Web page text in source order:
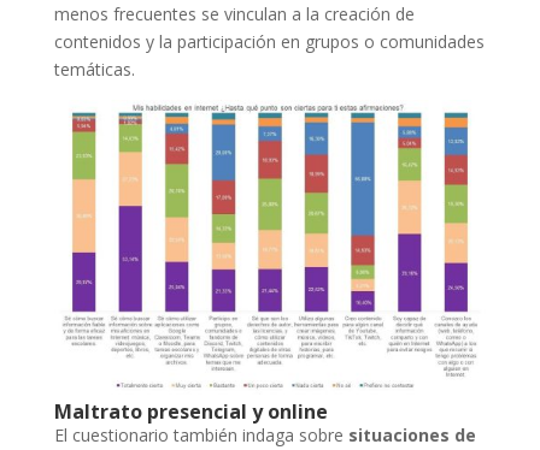
menos frecuentes se vinculan a la creación de
contenidos y la participación en grupos o comunidades
temáticas.
Maltrato presencial y online
El cuestionario también indaga sobre situaciones de